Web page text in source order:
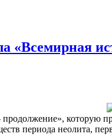
которую
периода неолита,